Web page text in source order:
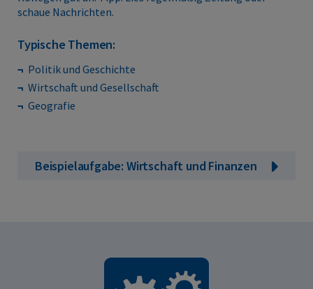
schaue Nachrichten.
Typische Themen:
Politik und Geschichte
Wirtschaft und Gesellschaft
Geografie
Beispielaufgabe: Wirtschaft und Finanzen